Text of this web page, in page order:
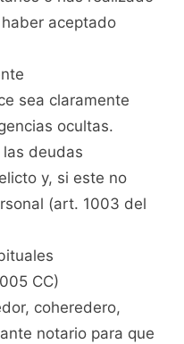
aceptado
sea claramente
ocultas.
deudas
y, si este no
(art. 1003 del
CC)
coheredero,
notario para que